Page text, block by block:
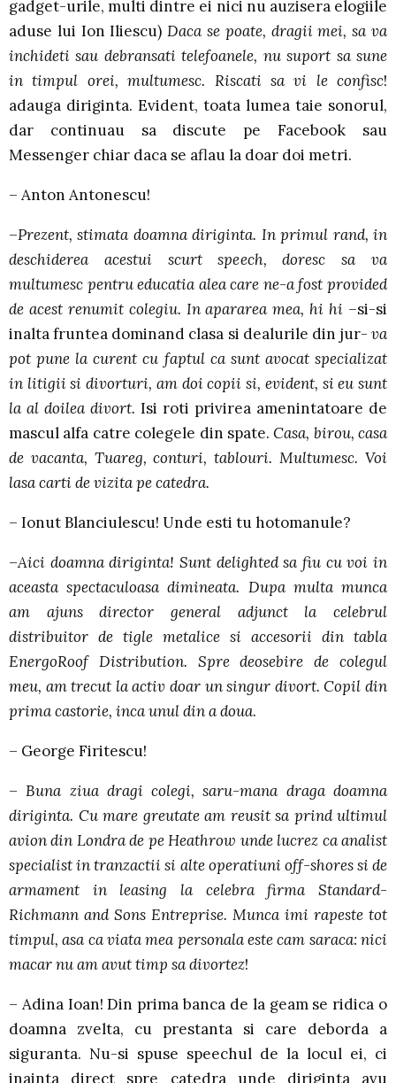
gadget-urile, multi dintre ei nici nu auzisera elogiile
aduse lui Ion Iliescu)Daca se poate, dragii mei, sa va
inchideti sau debransati telefoanele, nu suport sa sune
in timpul orei, multumesc. Riscati sa vi le confisc!
adauga diriginta. Evident, toata lumea taie sonorul,
dar continuau sa discute pe Facebook sau
Messenger chiar daca se aflau la doar doi metri.
– Anton Antonescu!
–Prezent, stimata doamna diriginta. In primul rand, in
deschiderea acestui scurt speech, doresc sa va
multumesc pentru educatia alea care ne-a fost provided
de acest renumit colegiu. In apararea mea, hi hi –si-si
inalta fruntea dominand clasa si dealurile din jur- va
pot pune la curent cu faptul ca sunt avocat specializat
in litigii si divorturi, am doi copii si, evident, si eu sunt
la al doilea divort. Isi roti privirea amenintatoare de
mascul alfa catre colegele din spate.Casa, birou, casa
de vacanta, Tuareg, conturi, tablouri. Multumesc. Voi
lasa carti de vizita pe catedra.
– Ionut Blanciulescu! Unde esti tu hotomanule?
–Aici doamna diriginta! Sunt delighted sa fiu cu voi in
aceasta spectaculoasa dimineata. Dupa multa munca
am ajuns director general adjunct la celebrul
distribuitor de tigle metalice si accesorii din tabla
EnergoRoof Distribution. Spre deosebire de colegul
meu, am trecut la activ doar un singur divort. Copil din
prima castorie, inca unul din a doua.
– George Firitescu!
–Buna ziua dragi colegi, saru-mana draga doamna
diriginta. Cu mare greutate am reusit sa prind ultimul
avion din Londra de pe Heathrow unde lucrez ca analist
specialist in tranzactii si alte operatiuni off-shores si de
armament in leasing la celebra firma Standard-
Richmann and Sons Entreprise. Munca imi rapeste tot
timpul, asa ca viata mea personala este cam saraca: nici
macar nu am avut timp sa divortez!
– Adina Ioan! Din prima banca de la geam se ridica o
doamna zvelta, cu prestanta si care deborda a
siguranta. Nu-si spuse speechul de la locul ei, ci
inainta direct spre catedra unde diriginta avu